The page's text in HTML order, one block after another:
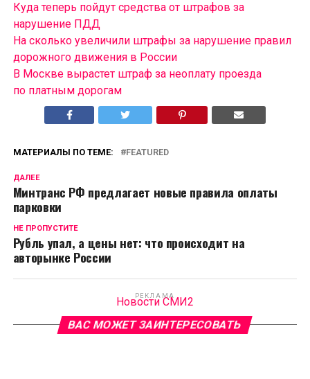
Куда теперь пойдут средства от штрафов за
нарушение ПДД
На сколько увеличили штрафы за нарушение правил
дорожного движения в России
В Москве вырастет штраф за неоплату проезда
по платным дорогам
МАТЕРИАЛЫ ПО ТЕМЕ: FEATURED
ДАЛЕЕ
Минтранс РФ предлагает новые правила оплаты
парковки
НЕ ПРОПУСТИТЕ
Рубль упал, а цены нет: что происходит на
авторынке России
РЕКЛАМА
Новости СМИ2
ВАС МОЖЕТ ЗАИНТЕРЕСОВАТЬ